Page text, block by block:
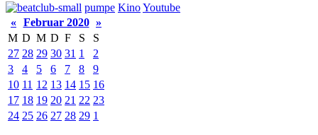
pumpe KinoYoutube
« Februar 2020 »
M D M D F S
S
27 28 29 30 31 1
2
3
4 5 6 7 8
9
10 11 12 13 14 15 16
17 18 19 20 21 22 23
24 25 26 27 28 29 1